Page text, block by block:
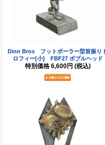
Dinn Bros フットボーラー型首振り
ロフィー[小] FBF27 ボブルヘッド
特別価格 6,600円 (税込)